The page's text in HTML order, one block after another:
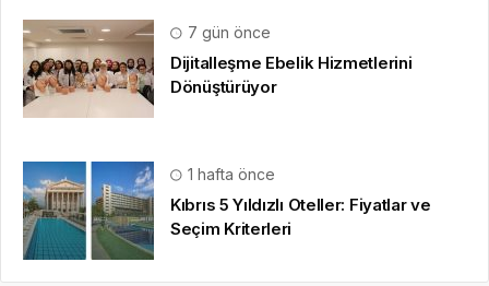
7 gün önce
Dijitalleşme Ebelik Hizmetlerini
Dönüştürüyor
1 hafta önce
Kıbrıs 5 Yıldızlı Oteller: Fiyatlar ve
Seçim Kriterleri